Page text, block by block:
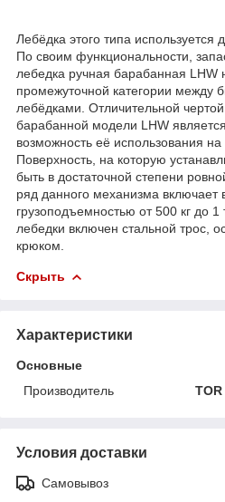
Лебёдка этого типа используется
По своим функциональности,
лебедка ручная барабанная LHW
промежуточной категории между
лебёдками. Отличительной
барабанной модели LHW
возможность её использования на
Поверхность, на которую
быть в достаточной степени
ряд данного механизма включает
грузоподъемностью от 500 кг до
лебедки включен стальной трос,
крюком.
Скрыть
Характеристики
Основные
Производитель
TOR
Условия доставки
Самовывоз